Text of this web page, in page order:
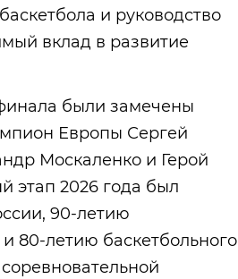
и руководство
вклад в развитие
были замечены
Европы Сергей
Москаленко и Герой
этап 2026 года был
90-летию
80-летию баскетбольного